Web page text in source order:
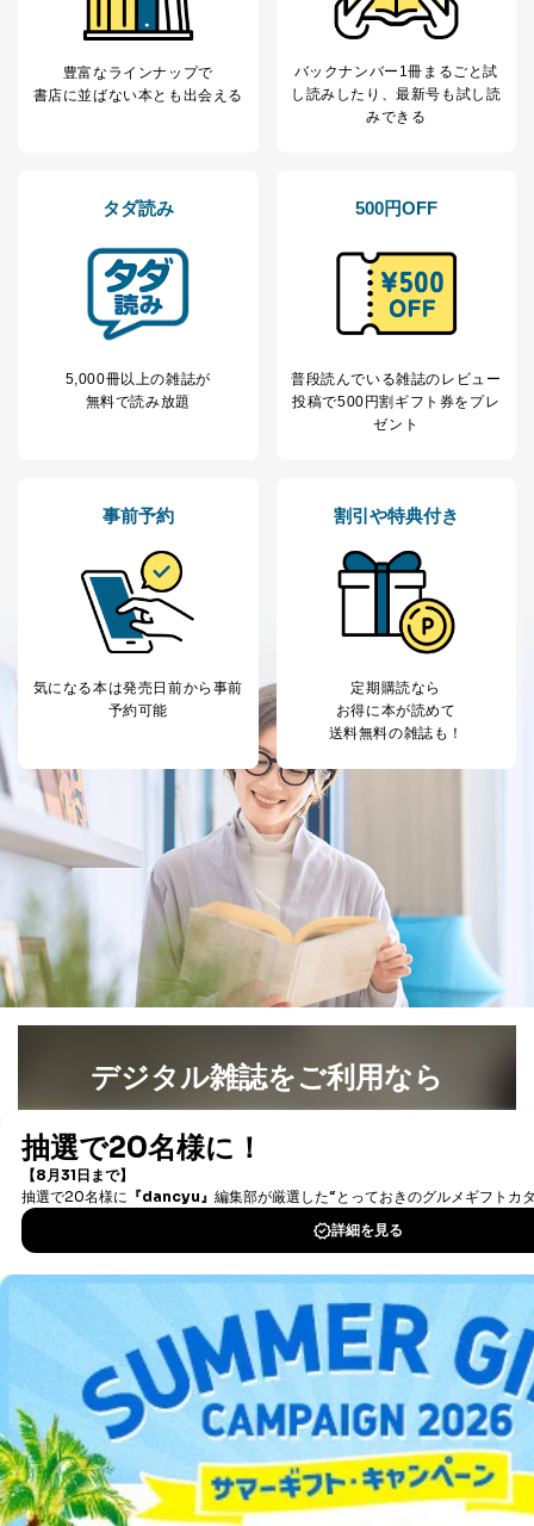
株式会社富士山マガジンサービス 個人情報問い合わせ
TEL：0570-200-223
FAX：03-5459-7073
株式会社富士山マガジンサービス
個人情報の取扱いについて
１．個人情報保護管理者
護管理者の責任のもと、個人情報を取得・アクセス・利
用・提供・管理いたします。
個人情報保護管理者: 経営管理グループディレクター 前
２．利用目的
当社が取り扱う開示対象個人情報の利用目的は次のとお
りです。
No
個人情報の種類 利用目的
1
当社の定期購読サ
ービス等をご利用
の方の個人情報
購入商品の配送のため
商品代金回収のため
ｅメール等による商品、サービ
ス、キャンペーン等の広告の案内
のため
個人が特定できない形で取得した
閲覧履歴や購買履歴等の情報を分
析して、趣味・嗜好に
応じた新商品・サービスに関する
広告のため
当社にお問合わせ
いただいた方の個
人情報
お問い合わせ対応、トラブル対
処、オペレーター教育など応対品
質向上のため
当社カスタマーQ＆
Aサービス利用者
カスタマーQ＆Aサイトの投稿内容
の確認のため
サイトのサービス内容のご案内の
ため
ｅメール等による商品、サービ
ス、キャンペーン等の広告に関す
るご案内のため
4
採用応募者の方の
個人情報
採用選考、ご連絡のため
人情報
人事、総務などの雇用管理等のた
め
パートナー（提携
定期購読サービス
等をご利用の方の
個人情報
購入商品配送のため
提携企業及びお客様がご購入され
た商品の発売元企業からのｅメー
ル等による商品、
サービス、キャンペーン等の広告
に関するご案内のため
7
SNS公式アカウン
トに登録された方
の個人情報
当社のサービス利用状況の把握お
よびその分析のため
お問い合わせ対応、トラブル対
処、オペレーター教育など応対品
質向上のため
豊富なラインナップで
書店に並ばない本とも出会える
バックナンバー1冊まるごと試
し読み したり、最新号も試し読
みできる
タダ読み
5,000冊以上の雑誌が
無料で読み放題
500円OFF
普段読んでいる雑誌のレビュー
投稿で500円割ギフト券をプレ
ゼント
事前予約
気になる本は発売日前から事前
予約可能
割引や特典付き
定期購読なら
お得に本が読めて
送料無料の雑誌も！
デジタル雑誌をご利用なら
書籍）が無料で読み放題！
DOWNLOAD FOR IOS
DOWNLOAD FOR ANDROID
ご利用方法はこちら
総合案内